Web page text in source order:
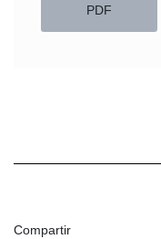
PDF
Compartir